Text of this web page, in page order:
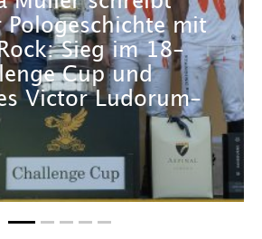
Pologeschichte mit
Sieg im 18-
Cup und
Victor Ludorum-